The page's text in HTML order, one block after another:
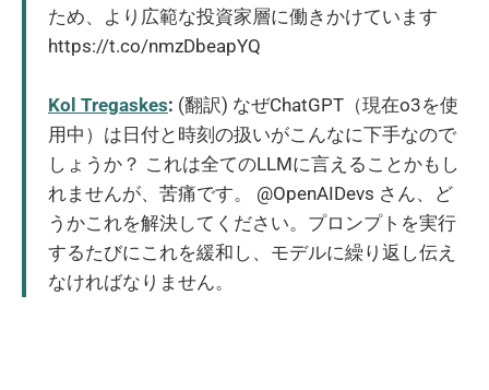
ため、より広範な投資家層に働きかけています
https://t.co/nmzDbeapYQ
Kol Tregaskes: (翻訳) なぜChatGPT（現在o3を使
用中）は日付と時刻の扱いがこんなに下手なので
しょうか？ これは全てのLLMに言えることかもし
れませんが、苦痛です。 @OpenAIDevs さん、ど
うかこれを解決してください。プロンプトを実行
するたびにこれを緩和し、モデルに繰り返し伝え
なければなりません。